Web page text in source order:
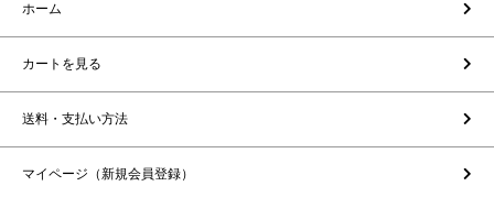
ホーム
カートを見る
送料・支払い方法
マイページ（新規会員登録）